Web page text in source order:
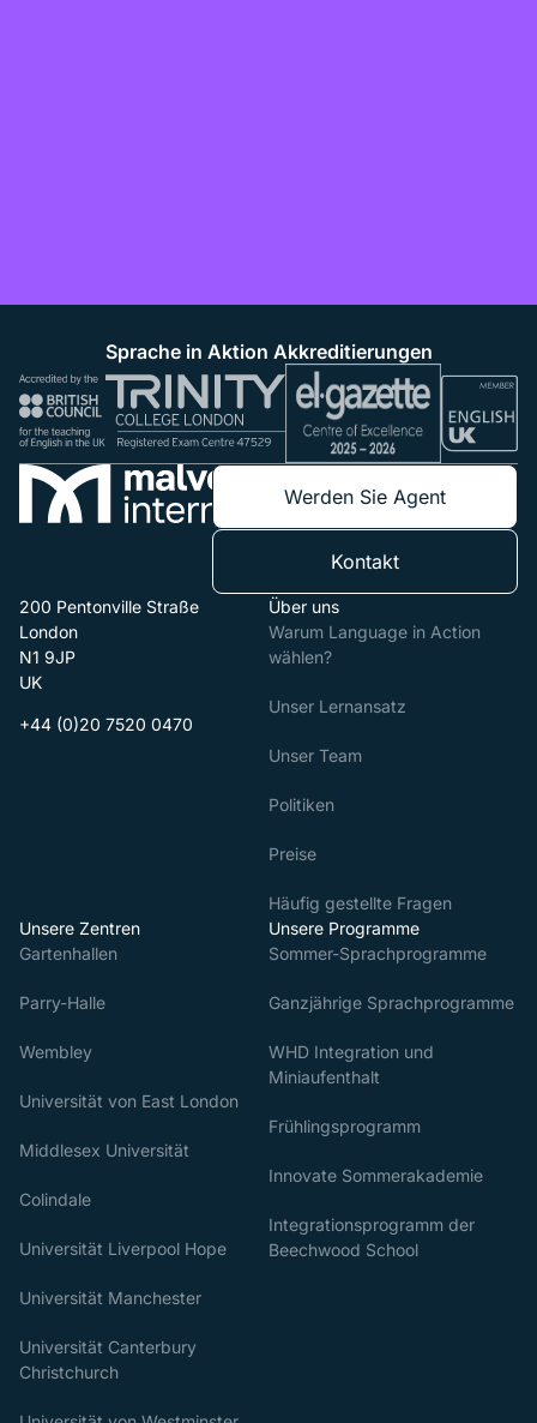
Sprache in Aktion Akkreditierungen
Werden Sie Agent
Kontakt
200 Pentonville Straße
London
N1 9JP
UK
+44 (0)20 7520 0470
Über uns
Warum Language in Action
wählen?
Unser Lernansatz
Unser Team
Politiken
Preise
Häufig gestellte Fragen
Unsere Zentren
Gartenhallen
Parry-Halle
Wembley
Universität von East London
Middlesex Universität
Colindale
Universität Liverpool Hope
Universität Manchester
Universität Canterbury
Christchurch
Unsere Programme
Sommer-Sprachprogramme
Ganzjährige Sprachprogramme
WHD Integration und
Miniaufenthalt
Frühlingsprogramm
Innovate Sommerakademie
Integrationsprogramm der
Beechwood School